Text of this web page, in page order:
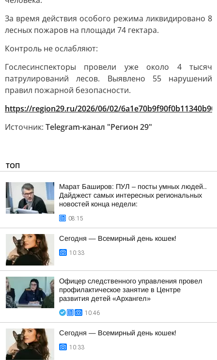
За время действия особого режима ликвидировано 8
лесных пожаров на площади 74 гектара.
Контроль не ослабляют:
Гослесинспекторы провели уже около 4 тысяч
патрулирований лесов. Выявлено 55 нарушений
правил пожарной безопасности.
https://region29.ru/2026/06/02/
Источник: Telegram-канал "Регион 29"
ТОП
Марат Баширов: ПУЛ – посты умных людей..
Дайджест самых интересных региональных
новостей конца недели:
08:15
Сегодня — Всемирный день кошек!
10:33
Офицер следственного управления провел
профилактическое занятие в Центре
развития детей «Архангел»
10:46
Сегодня — Всемирный день кошек!
10:33